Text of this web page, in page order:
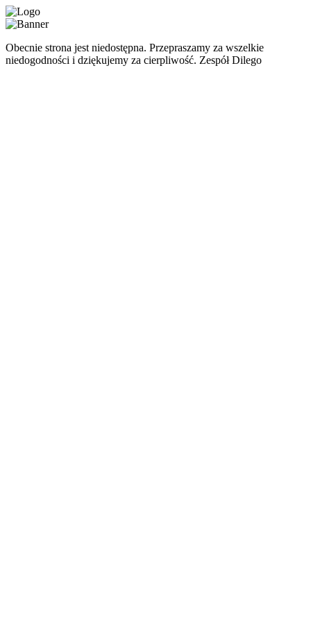
Obecnie strona jest niedostępna. Przepraszamy za wszelkie
niedogodności i dziękujemy za cierpliwość. Zespół Dilego